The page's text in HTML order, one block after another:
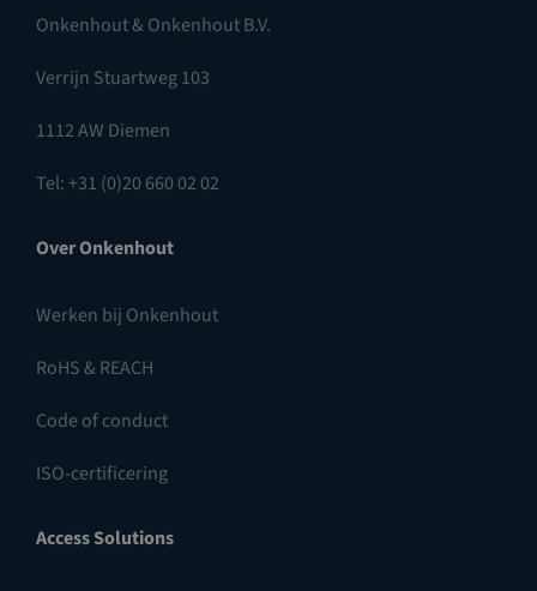
Onkenhout & Onkenhout B.V.
Verrijn Stuartweg 103
1112 AW Diemen
Tel: +31 (0)20 660 02 02
Over Onkenhout
Werken bij Onkenhout
RoHS & REACH
Code of conduct
ISO-certificering
Access Solutions